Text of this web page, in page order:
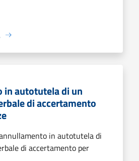
in autotutela di un
di accertamento
in autotutela di
di accertamento per